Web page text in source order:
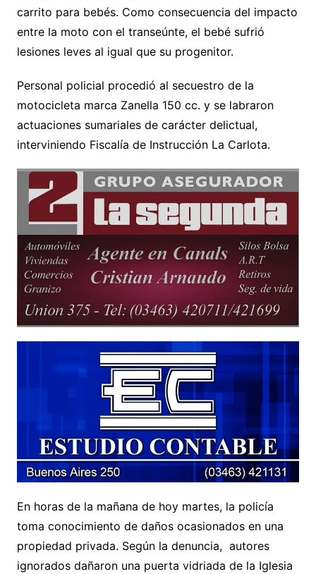
carrito para bebés. Como consecuencia del impacto
entre la moto con el transeúnte, el bebé sufrió
lesiones leves al igual que su progenitor.
Personal policial procedió al secuestro de la
motocicleta marca Zanella 150 cc. y se labraron
actuaciones sumariales de carácter delictual,
interviniendo Fiscalía de Instrucción La Carlota.
En horas de la mañana de hoy martes, la policía
toma conocimiento de daños ocasionados en una
propiedad privada. Según la denuncia, autores
ignorados dañaron una puerta vidriada de la Iglesia